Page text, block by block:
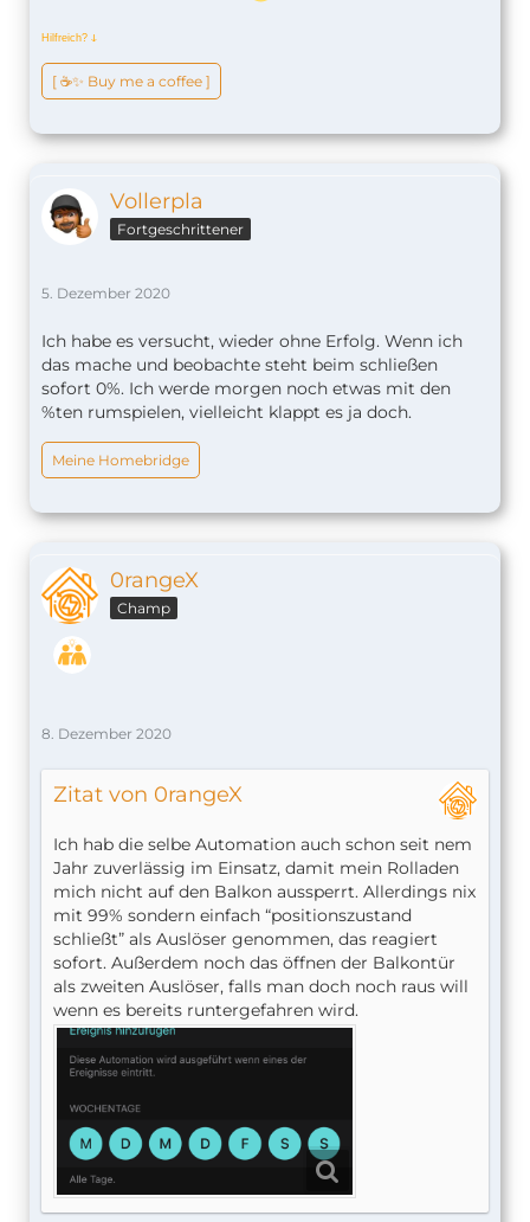
Hilfreich? ↆ
[ ☕️✨ Buy me a coffee ]
Vollerpla
Fortgeschrittener
5. Dezember 2020
Ich habe es versucht, wieder ohne Erfolg. Wenn ich
das mache und beobachte steht beim schließen
sofort 0%. Ich werde morgen noch etwas mit den
%ten rumspielen, vielleicht klappt es ja doch.
Meine Homebridge
0rangeX
Champ
8. Dezember 2020
Zitat von 0rangeX
Ich hab die selbe Automation auch schon seit nem
Jahr zuverlässig im Einsatz, damit mein Rolladen
mich nicht auf den Balkon aussperrt. Allerdings nix
mit 99% sondern einfach “positionszustand
schließt” als Auslöser genommen, das reagiert
sofort. Außerdem noch das öffnen der Balkontür
als zweiten Auslöser, falls man doch noch raus will
wenn es bereits runtergefahren wird.